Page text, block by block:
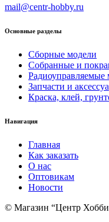
mail@centr-hobby.ru
Основные разделы
Сборные модели
Собранные и
Радиоуправляемые
Запчасти и
Краска, клей,
Навигация
Главная
Как заказать
О нас
Оптовикам
Новости
© Магазин “Центр